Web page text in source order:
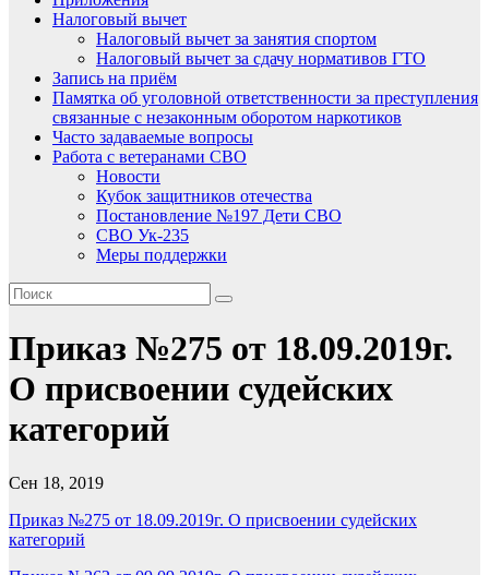
Налоговый вычет
Налоговый вычет за занятия спортом
Налоговый вычет за сдачу нормативов ГТО
Запись на приём
Памятка об уголовной ответственности за преступления
связанные с незаконным оборотом наркотиков
Часто задаваемые вопросы
Работа с ветеранами СВО
Новости
Кубок защитников отечества
Постановление №197 Дети СВО
СВО Ук-235
Меры поддержки
Приказ №275 от 18.09.2019г.
О присвоении судейских
категорий
Сен 18, 2019
Приказ №275 от 18.09.2019г. О присвоении судейских
категорий